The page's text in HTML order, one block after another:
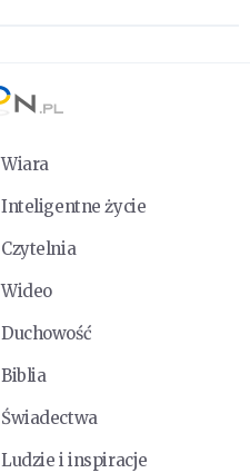
Wiara
Inteligentne życie
Czytelnia
Wideo
Duchowość
Biblia
Świadectwa
Ludzie i inspiracje